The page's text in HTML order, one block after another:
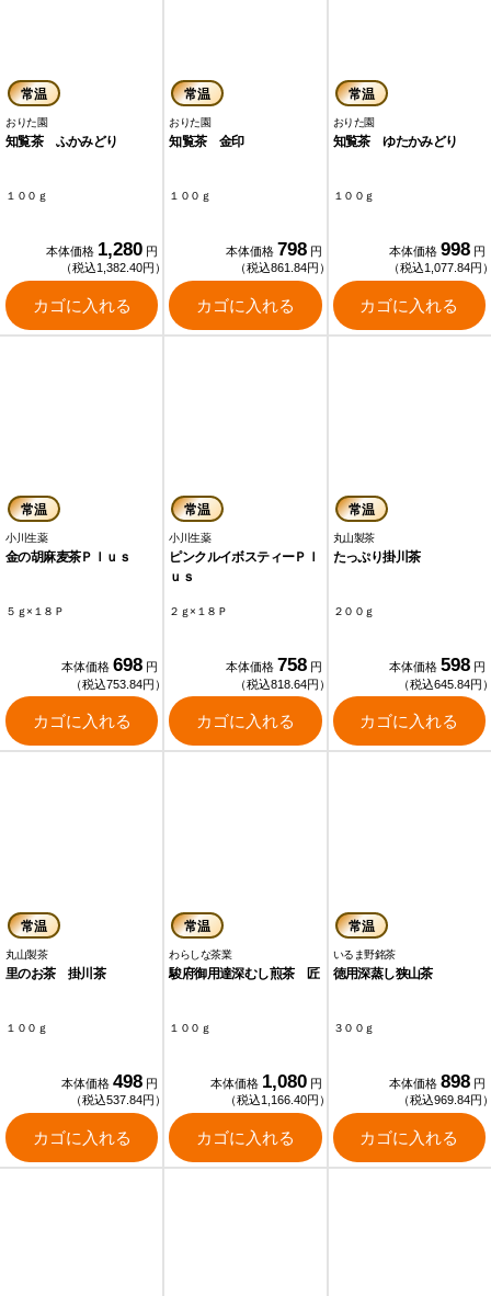
常温
おりた園
知覧茶 ふかみどり
１００ｇ
本体価格 1,280 円
（税込1,382.40円）
カゴに入れる
常温
おりた園
知覧茶 金印
１００ｇ
本体価格 798 円
（税込861.84円）
カゴに入れる
常温
おりた園
知覧茶 ゆたかみどり
１００ｇ
本体価格 998 円
（税込1,077.84円
カゴに入れる
常温
小川生薬
金の胡麻麦茶Ｐｌｕｓ
５ｇ×１８Ｐ
本体価格 698 円
（税込753.84円）
カゴに入れる
常温
小川生薬
ピンクルイボスティーＰｌ
ｕｓ
２ｇ×１８Ｐ
本体価格 758 円
（税込818.64円）
カゴに入れる
常温
丸山製茶
たっぷり掛川茶
２００ｇ
本体価格 598 円
（税込645.84円
カゴに入れる
常温
丸山製茶
里のお茶 掛川茶
１００ｇ
本体価格 498 円
（税込537.84円）
カゴに入れる
常温
わらしな茶業
駿府御用達深むし煎茶 匠
１００ｇ
本体価格 1,080 円
（税込1,166.40円）
カゴに入れる
常温
いるま野銘茶
徳用深蒸し狭山茶
３００ｇ
本体価格 898 円
（税込969.84円
カゴに入れる